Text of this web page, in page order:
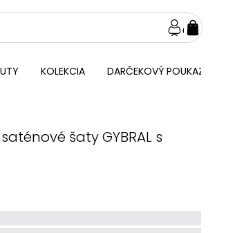
KOLEKCIA DARČEKOVÝ POUKAZ
šaty GYBRAL s